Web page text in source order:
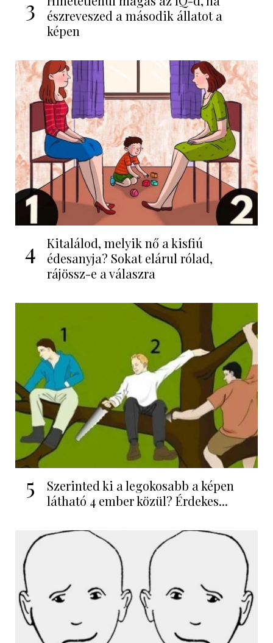
3
észreveszed a második állatot a
képen
4
Kitalálod, melyik nő a kisfiú
édesanyja? Sokat elárul rólad,
rájössz-e a válaszra
5
Szerinted ki a legokosabb a képen
látható 4 ember közül? Érdekes...